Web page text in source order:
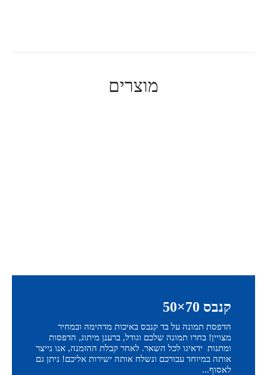
מוצרים
קנבס 70×50
הדפסת תמונה על בד קנבס באיכות מדהימה ובמחיר
מצויין! בחרו תמונה שלכם וגודל, ברענן מיתוג, הדפסות
ומתנות ידאיגו לכל השאר. לאחר קבלת ההזמנה, אנו נייצר
אותה במיוחד עבורכם ונשלח אותה ישירות אליכם! ניתן גם
לאסוף...